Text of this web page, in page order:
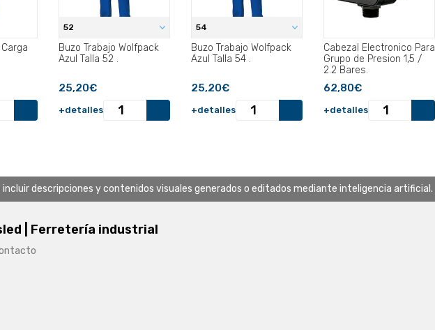
52
Buzo Trabajo Wolfpack
Azul Talla 52 .
25,20€
+detalles
54
Buzo Trabajo Wolfpack
Azul Talla 54 .
25,20€
+detalles
Cabezal Electronico Para
Grupo de Presion 1,5 /
2.2 Bares.
62,80€
+detalles
incluir descripciones y contenidos visuales generados o editados mediante inteligencia artificial.
| Ferretería industrial